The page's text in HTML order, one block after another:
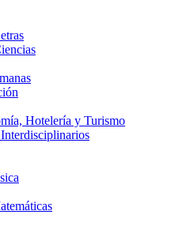
Hotelería y Turismo